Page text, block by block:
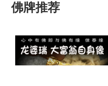
佛牌推荐